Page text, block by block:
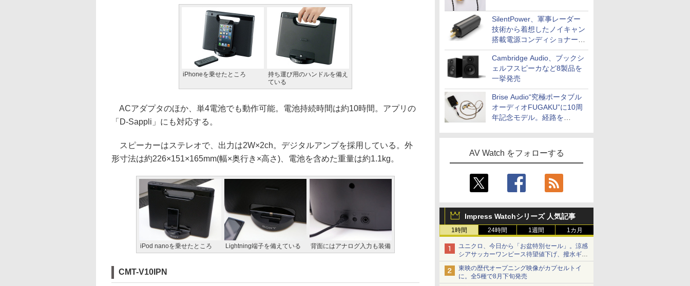
SilentPower、軍事レーダー
技術から着想したノイキャン
搭載電源コンディショナー
「AC iPurifier2」
Cambridge Audio、ブックシ
ェルフスピーカなど8製品を
一挙発売
Brise Audio“究極ポータブル
オーディオFUGAKU”に10周
年記念モデル。経路を
AV Watch をフォローする
Impress Watchシリーズ 人気記事
1時間 24時間 1週間 1カ月
ユニクロ、今日から「お盆特別セール」。涼感
シアサッカーワンピース待望値下げ、撥水ギア
ショーツは1990円に
東映の歴代オープニング映像がカプセルトイ
に。全5種で8月下旬発売
iPhoneを乗せたところ
持ち運び用のハンドルを備え
ている
ACアダプタのほか、単4電池でも動作可能。電池持続時間は約10時間。アプリの
「D-Sappli」にも対応する。
スピーカーはステレオで、出力は2W×2ch。デジタルアンプを採用している。外
形寸法は約226×151×165mm(幅×奥行き×高さ)、電池を含めた重量は約1.1kg。
iPod nanoを乗せたところ Lightning端子を備えている 背面にはアナログ入力も装備
CMT-V10IPN